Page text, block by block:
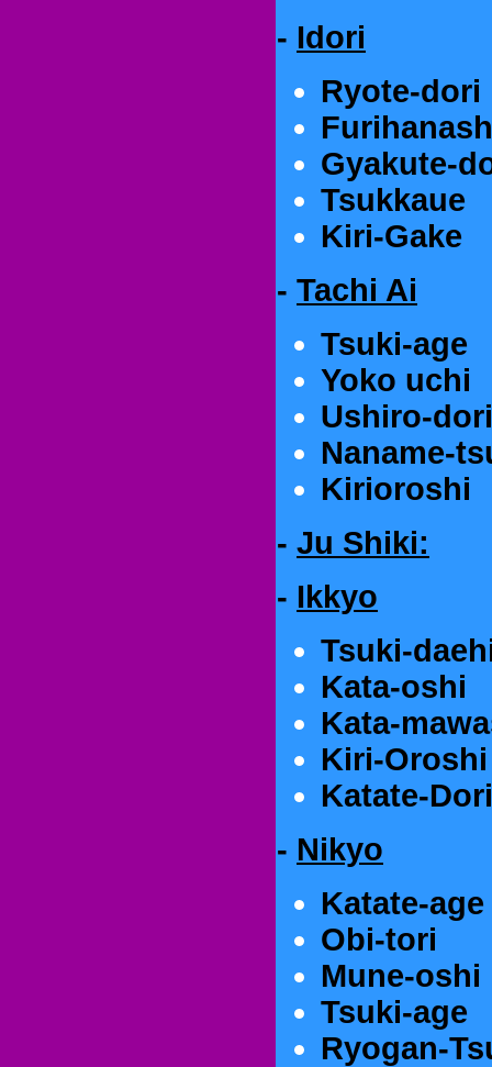
- Idori
Ryote-dori
Gyakute-
Tsukkaue
Kiri-Gake
- Tachi Ai
Tsuki-age
Yoko uchi
Ushiro-dori
Naname-
Kirioroshi
- Ju Shiki:
- Ikkyo
Tsuki-
Kata-oshi
Kata-
Kiri-Oroshi
Katate-Dori
- Nikyo
Katate-age
Obi-tori
Mune-oshi
Tsuki-age
Ryogan-